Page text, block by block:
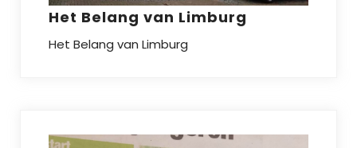
Het Belang van Limburg
Het Belang van Limburg